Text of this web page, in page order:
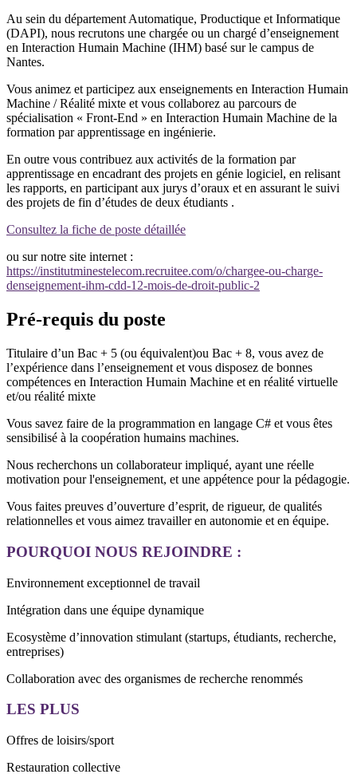
Au sein du département Automatique, Productique et Informatique
(DAPI), nous recrutons une chargée ou un chargé d’enseignement
en Interaction Humain Machine (IHM) basé sur le campus de
Nantes.
Vous animez et participez aux enseignements en Interaction Humain
Machine / Réalité mixte et vous collaborez au parcours de
spécialisation « Front-End » en Interaction Humain Machine de la
formation par apprentissage en ingénierie.
En outre vous contribuez aux activités de la formation par
apprentissage en encadrant des projets en génie logiciel, en relisant
les rapports, en participant aux jurys d’oraux et en assurant le suivi
des projets de fin d’études de deux étudiants .
Consultez la fiche de poste détaillée
ou sur notre site internet :
https://institutminestelecom.recruitee.com/o/chargee-ou-charge-
denseignement-ihm-cdd-12-mois-de-droit-public-2
Pré-requis du poste
Titulaire d’un Bac + 5 (ou équivalent)ou Bac + 8, vous avez de
l’expérience dans l’enseignement et vous disposez de bonnes
compétences en Interaction Humain Machine et en réalité virtuelle
et/ou réalité mixte
Vous savez faire de la programmation en langage C# et vous êtes
sensibilisé à la coopération humains machines.
Nous recherchons un collaborateur impliqué, ayant une réelle
motivation pour l'enseignement, et une appétence pour la pédagogie.
Vous faites preuves d’ouverture d’esprit, de rigueur, de qualités
relationnelles et vous aimez travailler en autonomie et en équipe.
POURQUOI NOUS REJOINDRE :
Environnement exceptionnel de travail
Intégration dans une équipe dynamique
Ecosystème d’innovation stimulant (startups, étudiants, recherche,
entreprises)
Collaboration avec des organismes de recherche renommés
LES PLUS
Offres de loisirs/sport
Restauration collective